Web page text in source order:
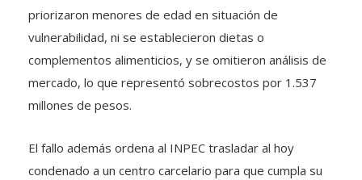
priorizaron menores de edad en situación de
vulnerabilidad, ni se establecieron dietas o
complementos alimenticios, y se omitieron análisis de
mercado, lo que representó sobrecostos por 1.537
millones de pesos.
El fallo además ordena al INPEC trasladar al hoy
condenado a un centro carcelario para que cumpla su